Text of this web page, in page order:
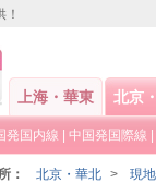
上海・華東 北京
発国内線 中国発国際線
： 北京・華北 > 現